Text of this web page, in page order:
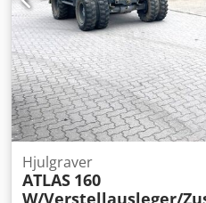
Hjulgraver
ATLAS 160
W/Verstellausleger/